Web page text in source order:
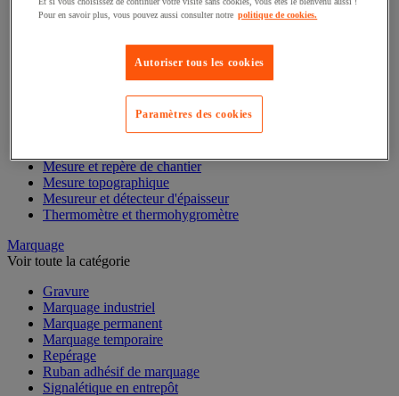
Balance industrielle
Compteur et compteur-métreur
Instrument de mesure de laboratoire
Mesure de distance
Mesure de la vitesse
Mesure de l'environnement
Mesure d'électricité
Mesure et repère de chantier
Mesure topographique
Mesureur et détecteur d'épaisseur
Thermomètre et thermohygromètre
Marquage
Voir toute la catégorie
Gravure
Marquage industriel
Marquage permanent
Marquage temporaire
Repérage
Ruban adhésif de marquage
Signalétique en entrepôt
Pour en savoir plus, vous pouvez aussi consulter notre politique de cookies.
Autoriser tous les cookies
Paramètres des cookies